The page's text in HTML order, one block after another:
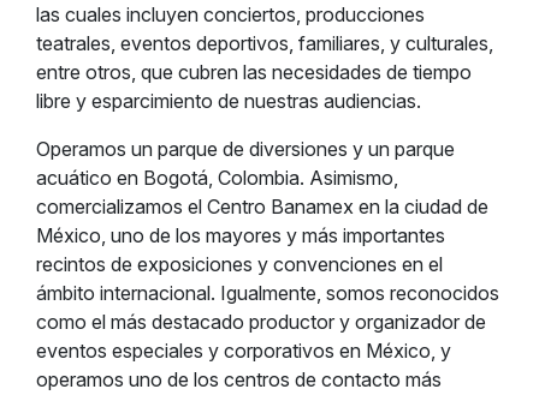
las cuales incluyen conciertos, producciones
teatrales, eventos deportivos, familiares, y culturales,
entre otros, que cubren las necesidades de tiempo
libre y esparcimiento de nuestras audiencias.
Operamos un parque de diversiones y un parque
acuático en Bogotá, Colombia. Asimismo,
comercializamos el Centro Banamex en la ciudad de
México, uno de los mayores y más importantes
recintos de exposiciones y convenciones en el
ámbito internacional. Igualmente, somos reconocidos
como el más destacado productor y organizador de
eventos especiales y corporativos en México, y
operamos uno de los centros de contacto más